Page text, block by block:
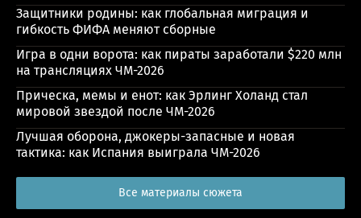
Защитники родины: как глобальная миграция и
гибкость ФИФА меняют сборные
Игра в одни ворота: как пираты заработали $220 млн
на трансляциях ЧМ-2026
Прическа, мемы и енот: как Эрлинг Холанд стал
мировой звездой после ЧМ-2026
Лучшая оборона, джокеры-запасные и новая
тактика: как Испания выиграла ЧМ-2026
Все материалы сюжета